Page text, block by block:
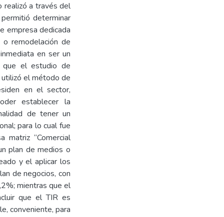
realizó a través del
determinar
empresa dedicada
o remodelación de
en ser un
que el estudio de
el método de
en el sector,
establecer la
de tener un
para lo cual fue
matriz “Comercial
plan de medios o
y el aplicar los
de negocios, con
mientras que el
que el TIR es
conveniente, para